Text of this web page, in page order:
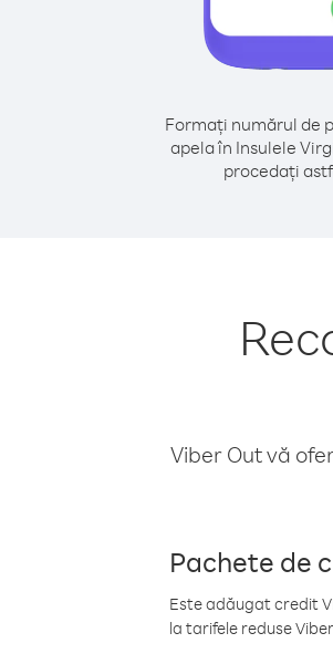
Formați numărul de
apela în Insulele
procedați
Viber Out vă
Pachete de
Este adăugat credit
la tarifele reduse